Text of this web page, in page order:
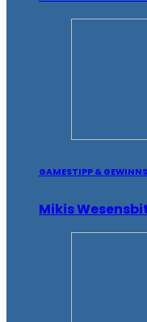
GAMESTIPP &
Mikis